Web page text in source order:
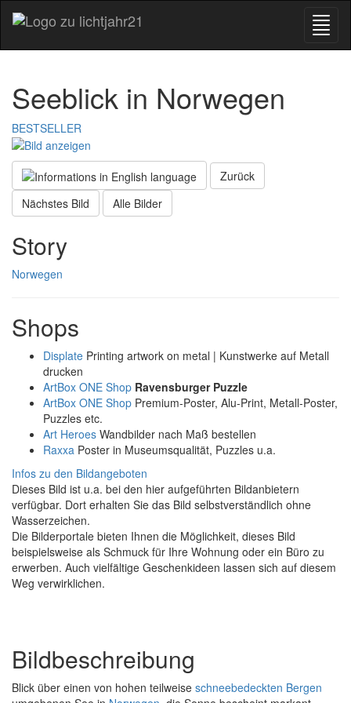
Seeblick in Norwegen
BESTSELLER
Zurück
Nächstes Bild
Alle Bilder
Story
Norwegen
Shops
Displate Printing artwork on metal | Kunstwerke auf Metall
drucken
ArtBox ONE Shop Ravensburger Puzzle
ArtBox ONE Shop Premium-Poster, Alu-Print, Metall-Poster,
Puzzles etc.
Art Heroes Wandbilder nach Maß bestellen
Raxxa Poster in Museumsqualität, Puzzles u.a.
Infos zu den Bildangeboten
Dieses Bild ist u.a. bei den hier aufgeführten Bildanbietern
verfügbar. Dort erhalten Sie das Bild selbstverständlich ohne
Wasserzeichen.
Die Bilderportale bieten Ihnen die Möglichkeit, dieses Bild
beispielsweise als Schmuck für Ihre Wohnung oder ein Büro zu
erwerben. Auch vielfältige Geschenkideen lassen sich auf diesem
Weg verwirklichen.
Bildbeschreibung
Blick über einen von hohen teilweise schneebedeckten Bergen